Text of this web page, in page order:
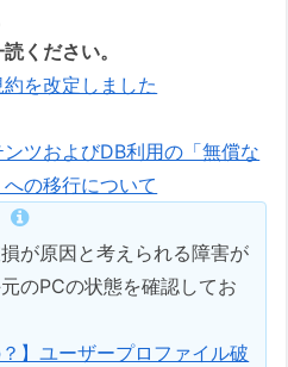
ください。
約を改定しました
ンツおよびDB利用の「無償な
の移行について
が原因と考えられる障害が
のPCの状態を確認してお
】ユーザープロファイル破